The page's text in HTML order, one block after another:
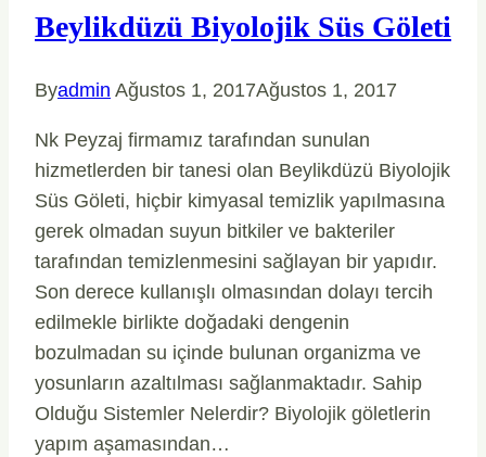
Beylikdüzü Biyolojik Süs Göleti
Byadmin Ağustos 1, 2017Ağustos 1, 2017
Nk Peyzaj firmamız tarafından sunulan
hizmetlerden bir tanesi olan Beylikdüzü Biyolojik
Süs Göleti, hiçbir kimyasal temizlik yapılmasına
gerek olmadan suyun bitkiler ve bakteriler
tarafından temizlenmesini sağlayan bir yapıdır.
Son derece kullanışlı olmasından dolayı tercih
edilmekle birlikte doğadaki dengenin
bozulmadan su içinde bulunan organizma ve
yosunların azaltılması sağlanmaktadır. Sahip
Olduğu Sistemler Nelerdir? Biyolojik göletlerin
yapım aşamasından…